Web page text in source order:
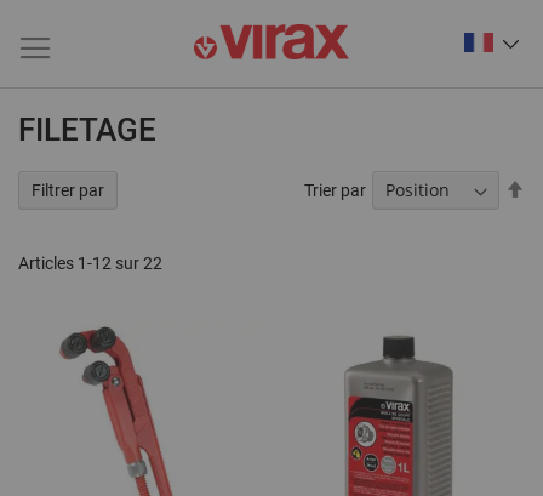
FILETAGE
Articles 1-12 sur22
Trier par
Filtrer par